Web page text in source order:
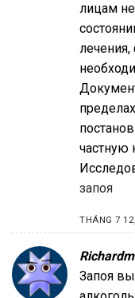
лицам
частную
запоя
THÁNG 7
Запоя